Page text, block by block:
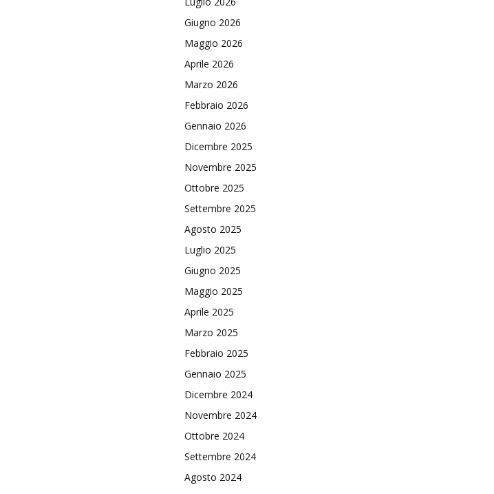
Giugno 2026
Maggio 2026
Aprile 2026
Marzo 2026
Febbraio 2026
Gennaio 2026
Dicembre 2025
Novembre 2025
Ottobre 2025
Settembre 2025
Agosto 2025
Luglio 2025
Giugno 2025
Maggio 2025
Aprile 2025
Marzo 2025
Febbraio 2025
Gennaio 2025
Dicembre 2024
Novembre 2024
Ottobre 2024
Settembre 2024
Agosto 2024